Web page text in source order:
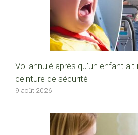
Vol annulé après qu’un enfant
ceinture de sécurité
9 août 2026